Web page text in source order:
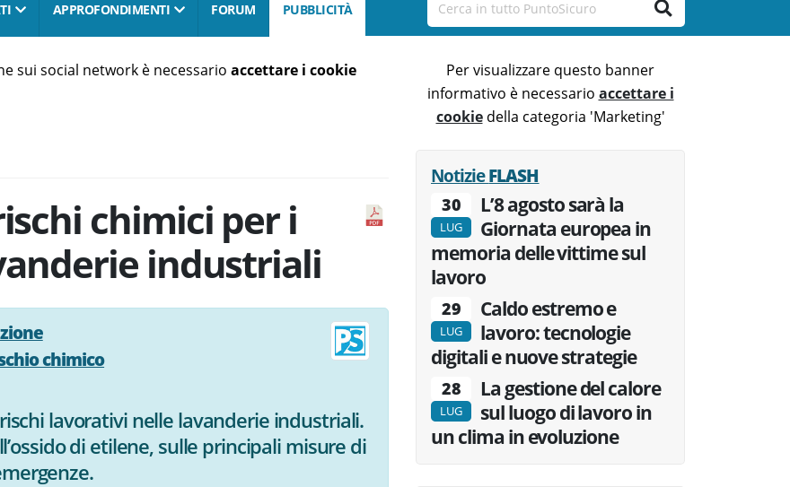
APPROFONDIMENTI FORUM PUBBLICITÀ
sui social network è necessario accettare i cookie
chimici per i
industriali
chimico
lavorativi nelle lavanderie industriali.
di etilene, sulle principali misure di
Per visualizzare questo banner
informativo è necessario accettare i
cookiedella categoria 'Marketing'
NotizieFLASH
30
LUG
L’8 agosto sarà la
Giornata europea in
memoria delle vittime sul
lavoro
29
LUG
Caldo estremo e
lavoro: tecnologie
digitali e nuove strategie
28
LUG
La gestione del calore
sul luogo di lavoro in
un clima in evoluzione